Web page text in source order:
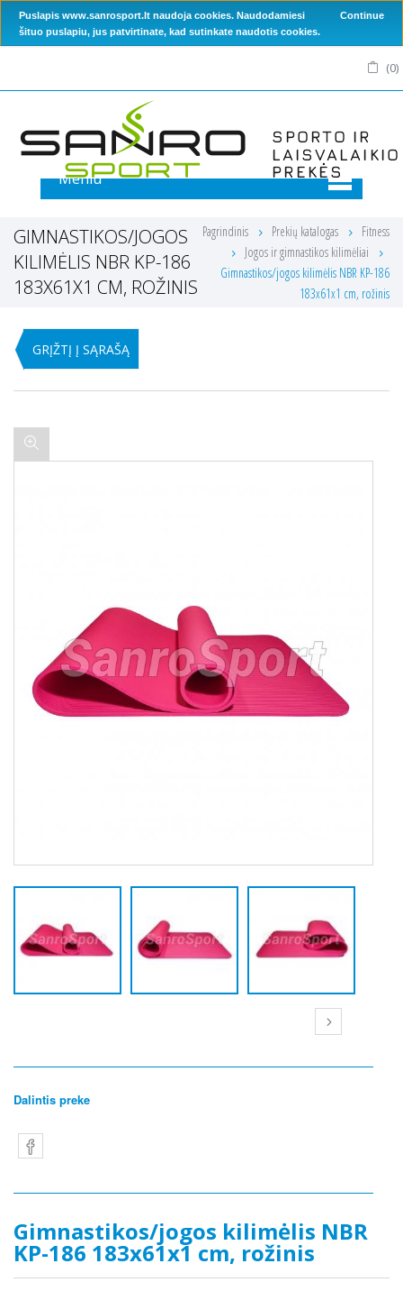
Puslapis www.sanrosport.lt naudoja cookies. Naudodamiesi
šituo puslapiu, jus patvirtinate, kad sutinkate naudotis cookies.
Continue
(0)
Meniu
GIMNASTIKOS/JOGOS
KILIMĖLIS NBR KP-186
183X61X1 CM, ROŽINIS
Pagrindinis Prekių katalogas
Fitness
Jogos ir gimnastikos kilimėliai
Gimnastikos/jogos kilimėlis NBR KP-186
183x61x1 cm, rožinis
GRĮŽTĮ Į SĄRAŠĄ
Dalintis preke
Gimnastikos/jogos kilimėlis NBR
KP-186 183x61x1 cm, rožinis